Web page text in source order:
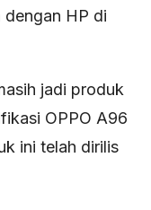
HP di
jadi produk
OPPO A96
ini telah dirilis